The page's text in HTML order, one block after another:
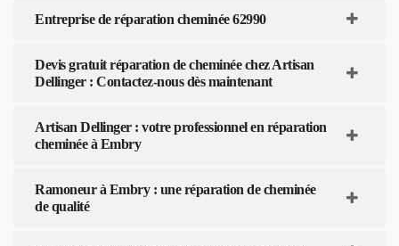
Entreprise de réparation cheminée 62990
Devis gratuit réparation de cheminée chez Artisan
Dellinger : Contactez-nous dès maintenant
Artisan Dellinger : votre professionnel en réparation
cheminée à Embry
Ramoneur à Embry : une réparation de cheminée
de qualité